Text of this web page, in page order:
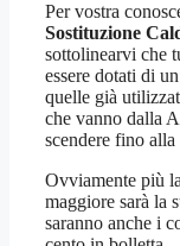
Per vostra
Sostituzione
sottolinearvi che
essere dotati di
quelle già
che vanno dalla
scendere fino alla
Ovviamente più
maggiore sarà la
saranno anche i